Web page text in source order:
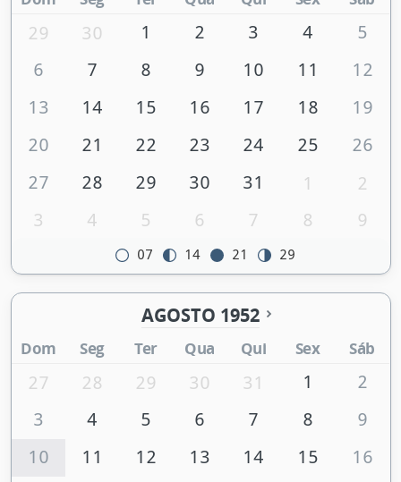
29 30 1 2 3 4
5
6
7 8 9 10 11
12
13
14 15 16 17 18
19
20
21 22 23 24 25
26
27
28 29 30 31 1
2
3
4 5 6 7 8 9
07 14 21 29
AGOSTO 1952
Dom Seg Ter Qua Qui Sex Sáb
27 28 29 30 31 1
2
3
4 5 6 7 8
9
10
11 12 13 14 15
16